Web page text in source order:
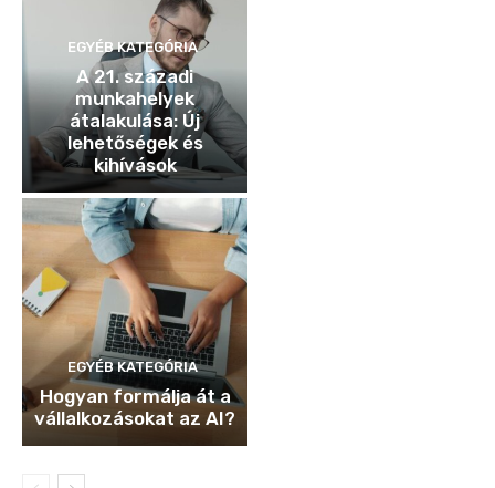
EGYÉB KATEGÓRIA
A 21. századi
munkahelyek
átalakulása: Új
lehetőségek és
kihívások
EGYÉB KATEGÓRIA
Hogyan formálja át a
vállalkozásokat az AI?